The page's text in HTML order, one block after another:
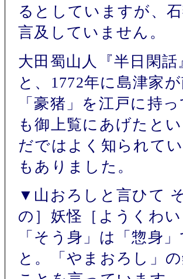
るとしていますが、
言及していません。
大田蜀山人『半日閑
と、1772年に島津家
「豪猪」を江戸に持
も御上覧にあげたと
だではよく知られて
もありました。
▼山おろしと言ひて
の］妖怪［ようくわい
「そう身」は「惣身
と。「やまおろし」